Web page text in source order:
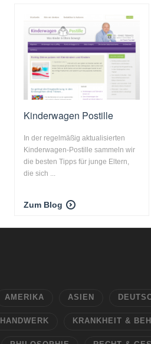
Kinderwagen Postille
In der regelmäßig aktualisierten
Kinderwagen-Postille sammeln wir
die besten Tipps für junge Eltern,
die sich ...
Zum Blog
AMERIKA ASIEN
HANDWERK KRANKHEIT &